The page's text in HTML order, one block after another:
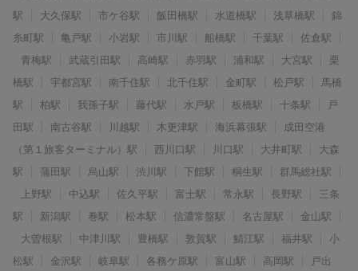
駅
大久保駅 市ケ谷駅 飯田橋駅 水道橋駅 浅草橋駅
錦
糸町駅
亀戸駅 小岩駅 市川駅 船橋駅 千葉駅
佐倉駅
青梅駅
武蔵引田駅 高崎駅 赤羽駅 浦和駅 大宮駅
栗
橋駅
宇都宮駅 南千住駅 北千住駅 金町駅 松戸駅
馬橋
駅
柏駅 我孫子駅 藤代駅 水戸駅 板橋駅 十条駅
戸
田駅
南古谷駅 川越駅 木更津駅 海浜幕張駅
成田空港
（第１旅客ターミナル）駅
西川口駅 川口駅 大井町駅
大森
駅
蒲田駅 烏山駅 渋川駅 下館駅 桐生駅
群馬総社駅
上野駅
中込駅 佐久平駅 富士駅 常永駅 長野駅
三条
駅
新潟駅 巻駅 松本駅 信濃常盤駅 名古屋駅
金山駅
大曽根駅
中津川駅 豊橋駅 敦賀駅 鯖江駅 福井駅
小
松駅
金沢駅 岐阜駅 各務ケ原駅 富山駅 高岡駅
戸出